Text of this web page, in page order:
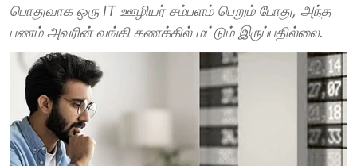
பொதுவாக ஒரு IT ஊழியர் சம்பளம் பெறும் போது, அந்த
பணம் அவரின் வங்கி கணக்கில் மட்டும் இருப்பதில்லை.